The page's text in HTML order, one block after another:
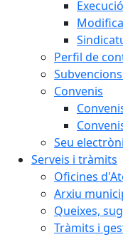
Perfil de
Convenis
Seu
Serveis i tràmits
Oficines
Arxiu
Queixes,
Tràmits i